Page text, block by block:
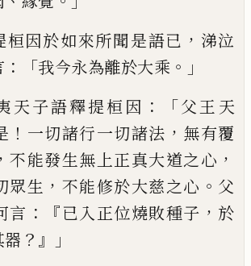
桓因於如來所聞是語已 ， 涕泣
：「我今永為離於大乘 。」
天子語釋提桓因 ：「父王天
！ 一切諸行一切諸法 ， 無有覆
， 不能發生無上正真大道之心 ，
眾生 ， 不能修於大慈之心 。 父
言 ：『已入正位燒敗種子 ， 於
？』」